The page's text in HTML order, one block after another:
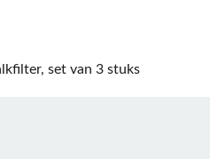
set van 3 stuks